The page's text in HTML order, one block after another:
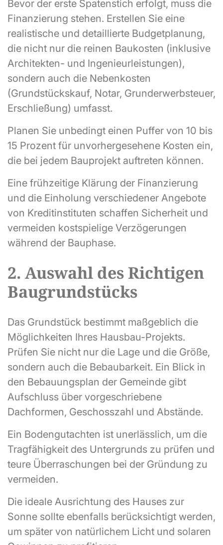
Bevor der erste Spatenstich erfolgt, muss die
Finanzierung stehen. Erstellen Sie eine
realistische und detaillierte Budgetplanung,
die nicht nur die reinen Baukosten (inklusive
Architekten- und Ingenieurleistungen),
sondern auch die Nebenkosten
(Grundstückskauf, Notar, Grunderwerbsteuer,
Erschließung) umfasst.
Planen Sie unbedingt einen Puffer von 10 bis
15 Prozent für unvorhergesehene Kosten ein,
die bei jedem Bauprojekt auftreten können.
Eine frühzeitige Klärung der Finanzierung
und die Einholung verschiedener Angebote
von Kreditinstituten schaffen Sicherheit und
vermeiden kostspielige Verzögerungen
während der Bauphase.
2. Auswahl des Richtigen
Baugrundstücks
Das Grundstück bestimmt maßgeblich die
Möglichkeiten Ihres Hausbau-Projekts.
Prüfen Sie nicht nur die Lage und die Größe,
sondern auch die Bebaubarkeit. Ein Blick in
den Bebauungsplan der Gemeinde gibt
Aufschluss über vorgeschriebene
Dachformen, Geschosszahl und Abstände.
Ein Bodengutachten ist unerlässlich, um die
Tragfähigkeit des Untergrunds zu prüfen und
teure Überraschungen bei der Gründung zu
vermeiden.
Die ideale Ausrichtung des Hauses zur
Sonne sollte ebenfalls berücksichtigt werden,
um später von natürlichem Licht und solaren